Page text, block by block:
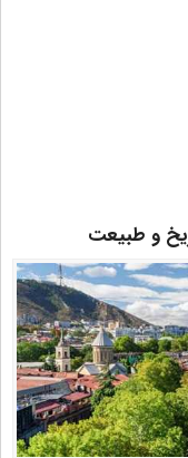
و طبیعت